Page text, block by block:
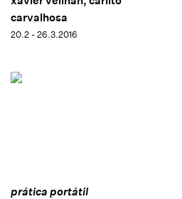
carvalhosa
20.2 - 26.3.2016
prática portátil